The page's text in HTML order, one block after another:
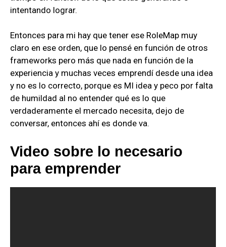
intentando lograr.
Entonces para mi hay que tener ese RoleMap muy
claro en ese orden, que lo pensé en función de otros
frameworks pero más que nada en función de la
experiencia y muchas veces emprendí desde una idea
y no es lo correcto, porque es MI idea y peco por falta
de humildad al no entender qué es lo que
verdaderamente el mercado necesita, dejo de
conversar, entonces ahí es donde va.
Video sobre lo necesario
para emprender